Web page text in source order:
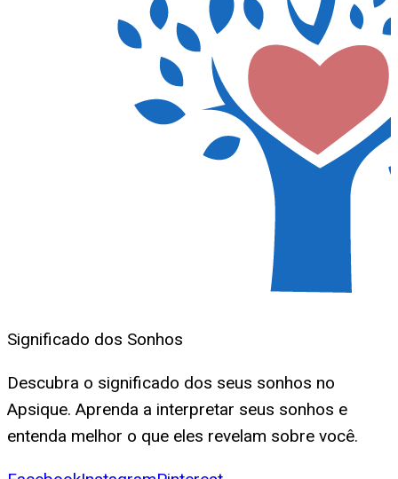
Significado dos Sonhos
Descubra o significado dos seus sonhos no
Apsique. Aprenda a interpretar seus sonhos e
entenda melhor o que eles revelam sobre você.